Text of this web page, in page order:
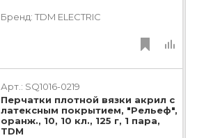
Бренд: TDM ЕLECTRIC
Арт.: SQ1016-0219
Перчатки плотной вязки акрил с
латексным покрытием, "Рельеф",
оранж., 10, 10 кл., 125 г, 1 пара,
TDM